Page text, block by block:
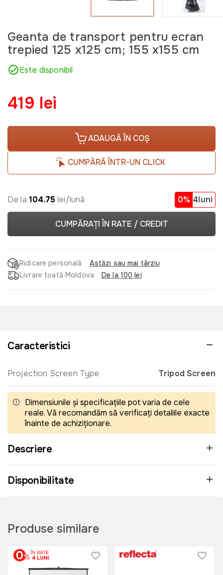
Geanta de transport pentru ecran
trepied 125 x125 cm; 155 x155 cm
Este disponibil
419 lei
ADAUGĂ ÎN COȘ
CUMPĂRĂ ÎNTR-UN CLICK
De la 104.75 lei/lună 0% 4luni
CUMPĂRAȚI ÎN RATE / CREDIT
Ridicare personală
Astăzi sau mai târziu
Livrare toată Moldova
De la 100 lei
Caracteristici
Projection Screen Type Tripod Screen
Dimensiunile și specificațiile pot varia de cele
reale. Vă recomandăm să verificați detaliile exacte
înainte de achiziționare.
Descriere
Disponibilitate
Produse similare